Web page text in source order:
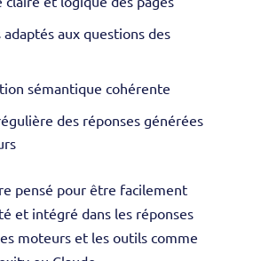
aux questions des
sémantique cohérente
des réponses générées
pensé pour être facilement
et intégré dans les réponses
moteurs et les outils comme